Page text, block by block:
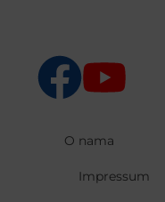
O nama
Impressum